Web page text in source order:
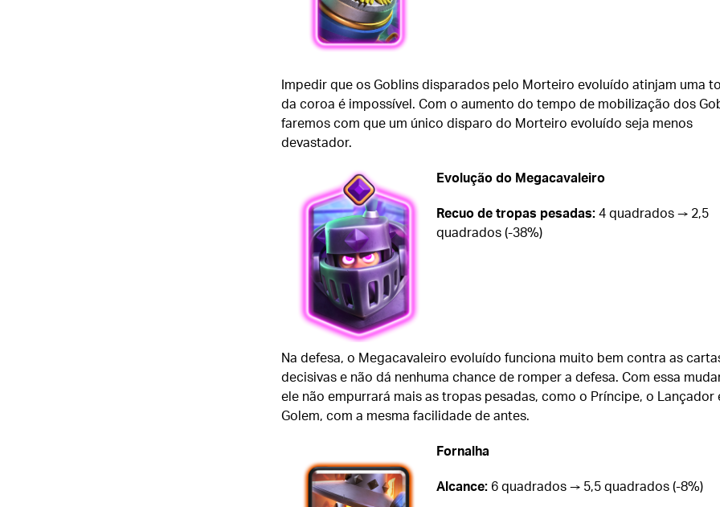
Impedir que os Goblins disparados pelo Morteiro evoluído atinjam uma
da coroa é impossível. Com o aumento do tempo de mobilização dos
faremos com que um único disparo do Morteiro evoluído seja menos
devastador.
Evolução do Megacavaleiro
Recuo de tropas pesadas:4 quadrados → 2,5
quadrados (-38%)
Na defesa, o Megacavaleiro evoluído funciona muito bem contra as
decisivas e não dá nenhuma chance de romper a defesa. Com essa
ele não empurrará mais as tropas pesadas, como o Príncipe, o Lançador
Golem, com a mesma facilidade de antes.
Fornalha
Alcance:6 quadrados → 5,5 quadrados (-8%)